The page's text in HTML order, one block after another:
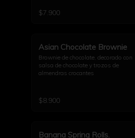
$7.900
Asian Chocolate Brownie
Brownie de chocolate, decorado con
salsa de chocolate y trozos de
almendras crocantes
$8.900
Banana Spring Rolls.